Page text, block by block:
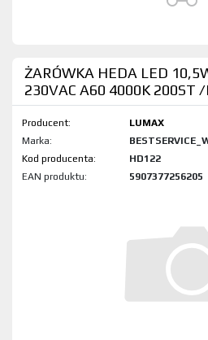
ŻARÓWKA HEDA LED
230VAC A60 4000K 200ST
Producent:
LUMAX
Marka:
Kod produktu:
HD122
EAN produktu:
5907377256205